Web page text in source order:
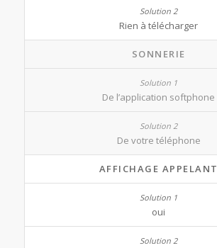
Rien à télécharger
SONNERIE
De l’application softphone
De votre téléphone
AFFICHAGE APPELANT
oui